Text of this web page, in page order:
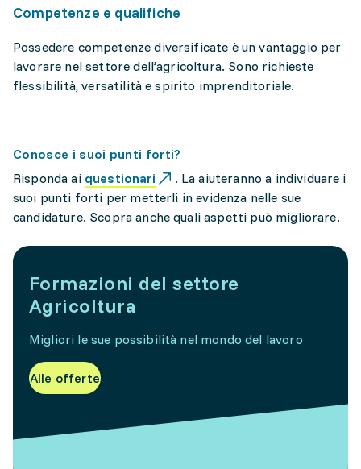
Competenze e qualifiche
Possedere competenze diversificate è un vantaggio per
lavorare nel settore dell’agricoltura. Sono richieste
flessibilità, versatilità e spirito imprenditoriale.
Conosce i suoi punti forti?
Risponda ai questionari
. La aiuteranno a individuare i
suoi punti forti per metterli in evidenza nelle sue
candidature. Scopra anche quali aspetti può migliorare.
Formazioni del settore
Agricoltura
Migliori le sue possibilità nel mondo del lavoro
Alle offerte